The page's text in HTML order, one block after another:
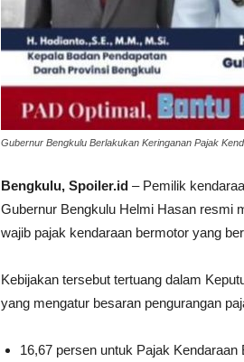
Gubernur Bengkulu Berlakukan Keringanan Pajak
Bengkulu, Spoiler.id – Pemilik
Gubernur Bengkulu Helmi Hasan resmi
wajib pajak kendaraan bermotor yang
Kebijakan tersebut tertuang dalam
yang mengatur besaran pengurangan
16,67 persen untuk Pajak